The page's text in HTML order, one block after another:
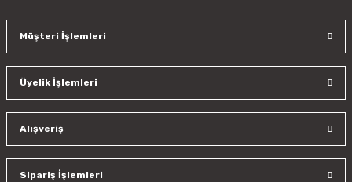
Ürün resmi kalitesiz, bozuk veya görüntülenemiyor.
Ürün bilgilerinde hatalar bulunuyor.
Bu ürüne benzer farklı alternatifler olmalı.
Müşteri İşlemleri
Üyelik İşlemleri
Alışveriş
Sipariş İşlemleri